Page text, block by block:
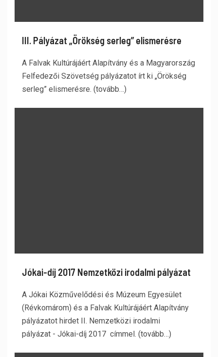
III. Pályázat „Örökség serleg” elismerésre
A Falvak Kultúrájáért Alapítvány és a Magyarország
Felfedezői Szövetség pályázatot írt ki „Örökség
serleg” elismerésre. (tovább…)
Jókai-díj 2017 Nemzetközi irodalmi pályázat
A Jókai Közművelődési és Múzeum Egyesület
(Révkomárom) és a Falvak Kultúrájáért Alapítvány
pályázatot hirdet II. Nemzetközi irodalmi
pályázat - Jókai-díj 2017 címmel. (tovább…)